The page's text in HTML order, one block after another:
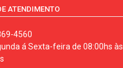
ATENDIMENTO
4560
á Sexta-feira de 08:00hs às